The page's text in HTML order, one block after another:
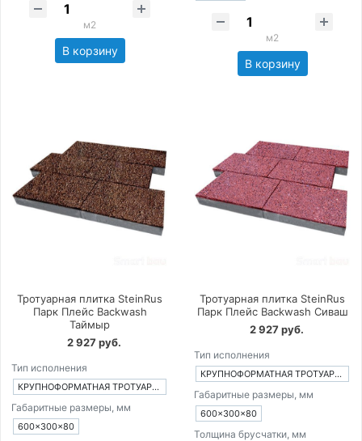
м2
В корзину
м2
В корзину
Тротуарная плитка SteinRus
Парк Плейс Backwash
Таймыр
2 927 руб.
Тип исполнения
КРУПНОФОРМАТНАЯ ТРОТУАРНАЯ ПЛИТКА ИЗ 1-ГО ЭЛЕМЕНТА
Габаритные размеры, мм
600×300×80
Тротуарная плитка SteinRus
Парк Плейс Backwash Сиваш
2 927 руб.
Тип исполнения
КРУПНОФОРМАТНАЯ ТРОТУАРНАЯ ПЛИТКА ИЗ 1-ГО ЭЛЕМЕНТА
Габаритные размеры, мм
600×300×80
Толщина брусчатки, мм